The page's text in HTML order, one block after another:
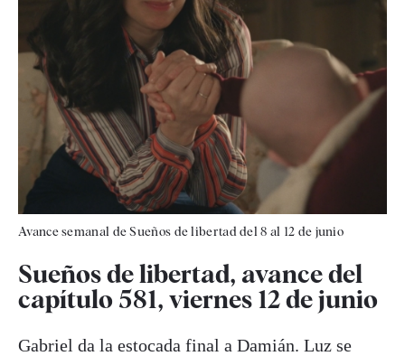
Avance semanal de Sueños de libertad del 8 al 12 de junio
Sueños de libertad, avance del
capítulo 581, viernes 12 de junio
Gabriel da la estocada final a Damián. Luz se